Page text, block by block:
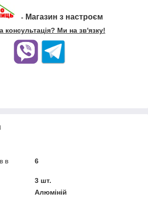
- Магазин з настроєм
консультація? Ми на зв'язку!
в
6
3 шт.
Алюміній